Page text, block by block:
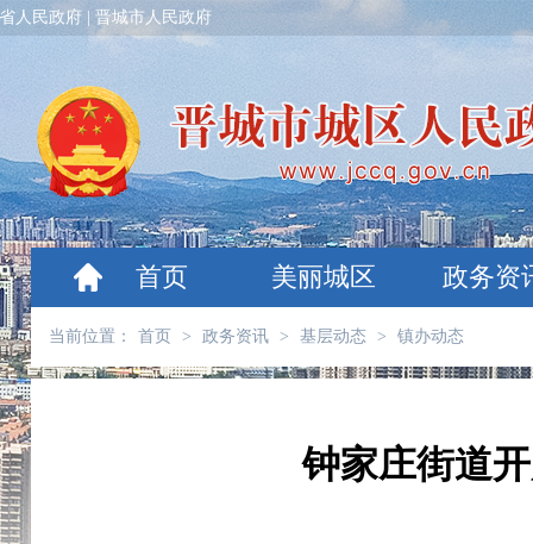
人民政府 晋城市人民政府
首页 美丽城区 政务资
当前位置： 首页 > 政务资讯 > 基层动态 > 镇办动态
钟家庄街道